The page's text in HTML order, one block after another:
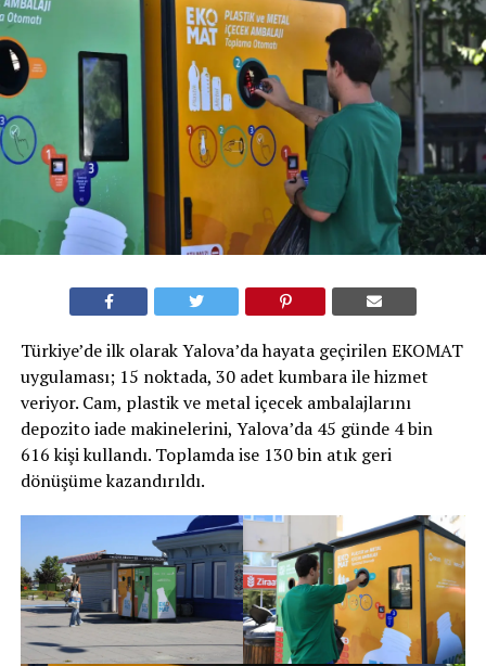
Türkiye’de ilk olarak Yalova’da hayata geçirilen EKOMAT
uygulaması; 15 noktada, 30 adet kumbara ile hizmet
veriyor. Cam, plastik ve metal içecek ambalajlarını
depozito iade makinelerini, Yalova’da 45 günde 4 bin
616 kişi kullandı. Toplamda ise 130 bin atık geri
dönüşüme kazandırıldı.